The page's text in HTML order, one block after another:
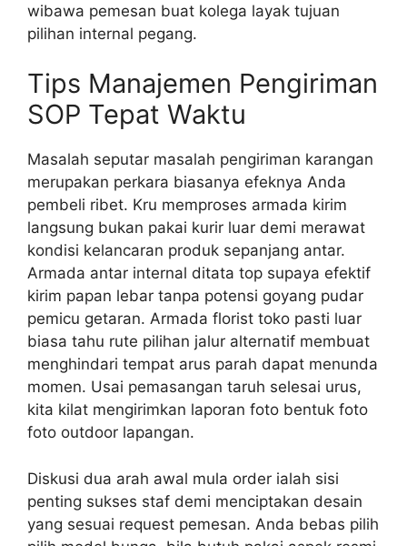
wibawa pemesan buat kolega layak tujuan
pilihan internal pegang.
Tips Manajemen Pengiriman
SOP Tepat Waktu
Masalah seputar masalah pengiriman karangan
merupakan perkara biasanya efeknya Anda
pembeli ribet. Kru memproses armada kirim
langsung bukan pakai kurir luar demi merawat
kondisi kelancaran produk sepanjang antar.
Armada antar internal ditata top supaya efektif
kirim papan lebar tanpa potensi goyang pudar
pemicu getaran. Armada florist toko pasti luar
biasa tahu rute pilihan jalur alternatif membuat
menghindari tempat arus parah dapat menunda
momen. Usai pemasangan taruh selesai urus,
kita kilat mengirimkan laporan foto bentuk foto
foto outdoor lapangan.
Diskusi dua arah awal mula order ialah sisi
penting sukses staf demi menciptakan desain
yang sesuai request pemesan. Anda bebas pilih